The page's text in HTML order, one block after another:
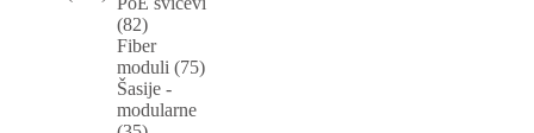
(82)
Fiber
moduli (75)
Šasije -
modularne